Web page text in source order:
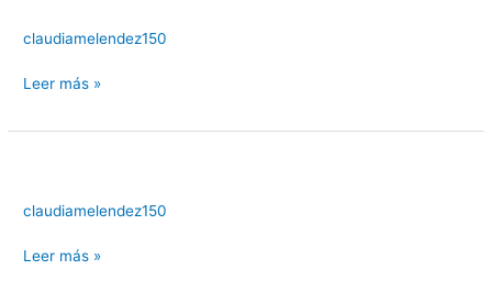
claudiamelendez150
Leer más »
claudiamelendez150
Leer más »